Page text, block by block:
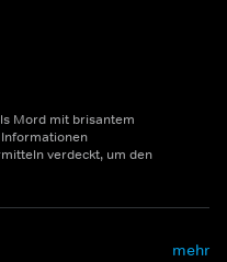
Mord mit brisantem
verdeckt, um den
mehr